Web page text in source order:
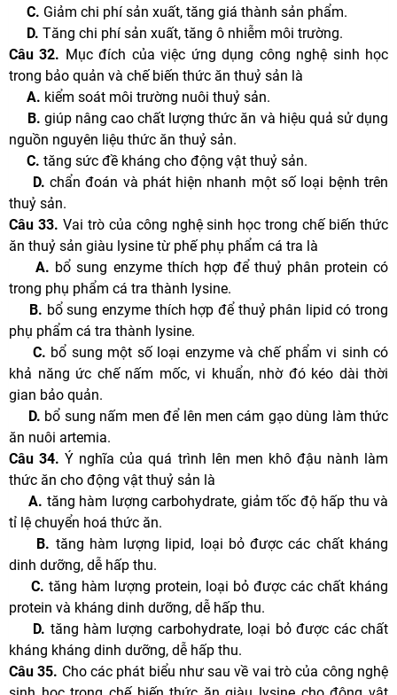
C. Giảm chi phí sản xuất, tăng giá thành sản phẩm.
D. Tăng chi phí sản xuất, tăng ô nhiễm môi trường.
Câu 32. Mục đích của việc ứng dụng công nghệ sinh học
trong bảo quản và chế biến thức ăn thuỷ sản là
A. kiểm soát môi trường nuôi thuỷ sản.
B. giúp nâng cao chất lượng thức ăn và hiệu quả sử dụng
nguồn nguyên liệu thức ăn thuỷ sản.
C. tăng sức đề kháng cho động vật thuỷ sản.
D. chẩn đoán và phát hiện nhanh một số loại bệnh trên
thuỷ sản.
Câu 33. Vai trò của công nghệ sinh học trong chế biến thức
ăn thuỷ sản giàu lysine từ phế phụ phẩm cá tra là
A. bổ sung enzyme thích hợp để thuỷ phân protein có
trong phụ phẩm cá tra thành lysine.
B. bổ sung enzyme thích hợp để thuỷ phân lipid có trong
phụ phẩm cá tra thành lysine.
C. bổ sung một số loại enzyme và chế phẩm vi sinh có
khả năng ức chế nấm mốc, vi khuẩn, nhờ đó kéo dài thời
gian bảo quản.
D. bổ sung nấm men để lên men cám gạo dùng làm thức
ăn nuôi artemia.
Câu 34. Ý nghĩa của quá trình lên men khô đậu nành làm
thức ăn cho động vật thuỷ sản là
A. tăng hàm lượng carbohydrate, giảm tốc độ hấp thu và
tỉ lệ chuyển hoá thức ăn.
B. tăng hàm lượng lipid, loại bỏ được các chất kháng
dinh dưỡng, dễ hấp thu.
C. tăng hàm lượng protein, loại bỏ được các chất kháng
protein và kháng dinh dưỡng, dễ hấp thu.
D. tăng hàm lượng carbohydrate, loại bỏ được các chất
kháng kháng dinh dưỡng, dễ hấp thu.
Câu 35. Cho các phát biểu như sau về vai trò của công nghệ